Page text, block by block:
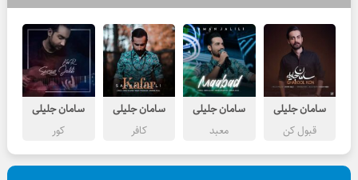
سامان جلیلی
قبول کن
سامان جلیلی
معبد
سامان جلیلی
کافر
سامان جلیلی
کور